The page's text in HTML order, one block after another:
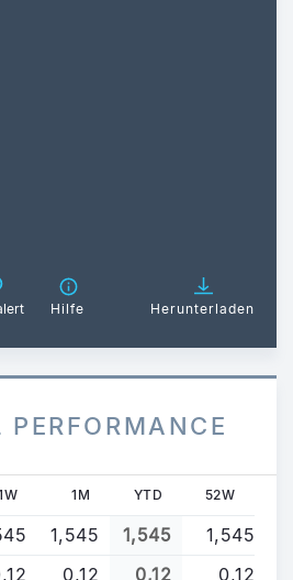
Hilfe Herunterladen
1M YTD 52W
1,545 1,545
1,545
0,12 0,12
0,12